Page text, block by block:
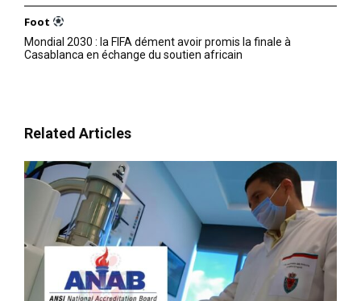
Foot
Mondial 2030 : la FIFA dément avoir promis la finale à
Casablanca en échange du soutien africain
Related Articles